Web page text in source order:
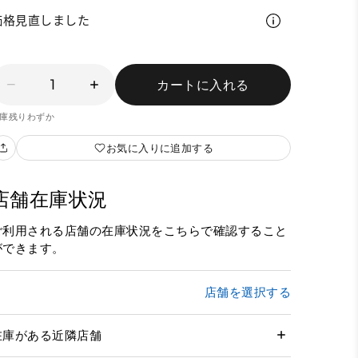
格見直しました
1 カートに入れる
残りわずか
お気に入りに追加する
舗在庫状況
利用される店舗の在庫状況をこちらで確認すること
きます。
店舗を選択する
庫がある近隣店舗